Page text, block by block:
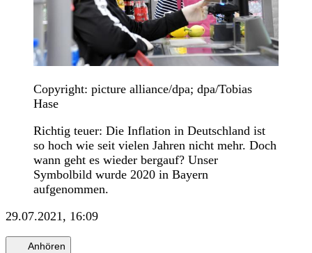
Copyright: picture alliance/dpa; dpa/Tobias
Hase
Richtig teuer: Die Inflation in Deutschland ist
so hoch wie seit vielen Jahren nicht mehr. Doch
wann geht es wieder bergauf? Unser
Symbolbild wurde 2020 in Bayern
aufgenommen.
29.07.2021, 16:09
Anhören